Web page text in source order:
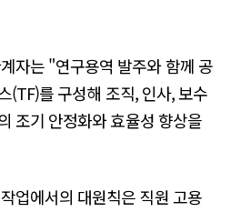
자는 "연구용역 발주와 함께 공
(TF)를 구성해 조직, 인사, 보수
조기 안정화와 효율성 향상을
업에서의 대원칙은 직원 고용